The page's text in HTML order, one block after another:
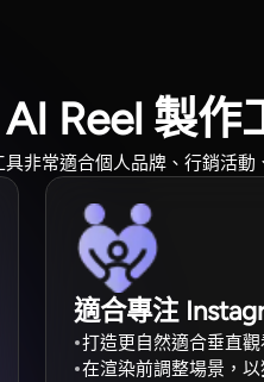
Reel 製作
非常適合個人品牌、行銷活動
適合專注
打造更自然適合垂直觀
在渲染前調整場景，